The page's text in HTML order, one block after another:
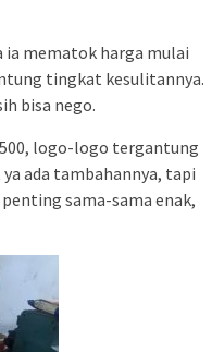
ia mematok harga mulai
tingkat kesulitannya.
bisa nego.
logo-logo tergantung
ada tambahannya, tapi
sama-sama enak,